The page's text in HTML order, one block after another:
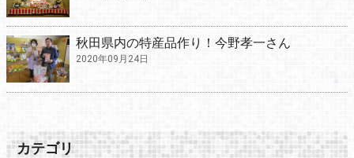
秋田県内の特産品作り！今野孝一さん
2020年09月24日
カテゴリ